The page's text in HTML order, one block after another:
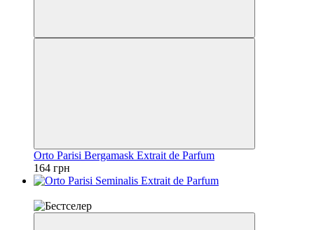
Orto Parisi Bergamask Extrait de Parfum
164 грн